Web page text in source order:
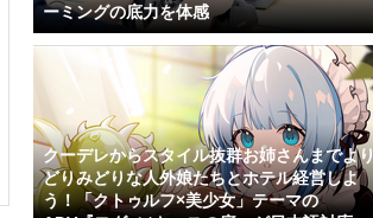
ーミングの底力を体感
クーデレからスタイル抜群お姉さんまでより
どりみどりな人外娘たちとホテル経営しよ
う！「クトゥルフ×美少女」テーマの